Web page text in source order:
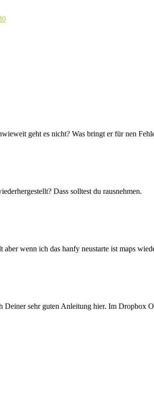
geht es nicht? Was bringt er für nen
Dass solltest du rausnehmen.
wenn ich das hanfy neustarte ist maps
sehr guten Anleitung hier. Im Dropbox